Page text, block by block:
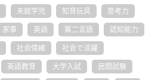
未就学児 知育玩具 思考力
家事 英語 第二言語 認知能力
社会情緒 社会で活躍
英語教育 大学入試 民間試験